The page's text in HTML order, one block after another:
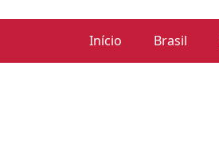
Início Brasil